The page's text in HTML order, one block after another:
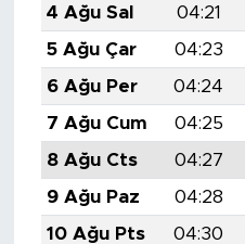
4 Ağu Sal
04:21
5 Ağu Çar
04:23
6 Ağu Per
04:24
7 Ağu Cum
04:25
8 Ağu Cts
04:27
9 Ağu Paz
04:28
10 Ağu Pts
04:30